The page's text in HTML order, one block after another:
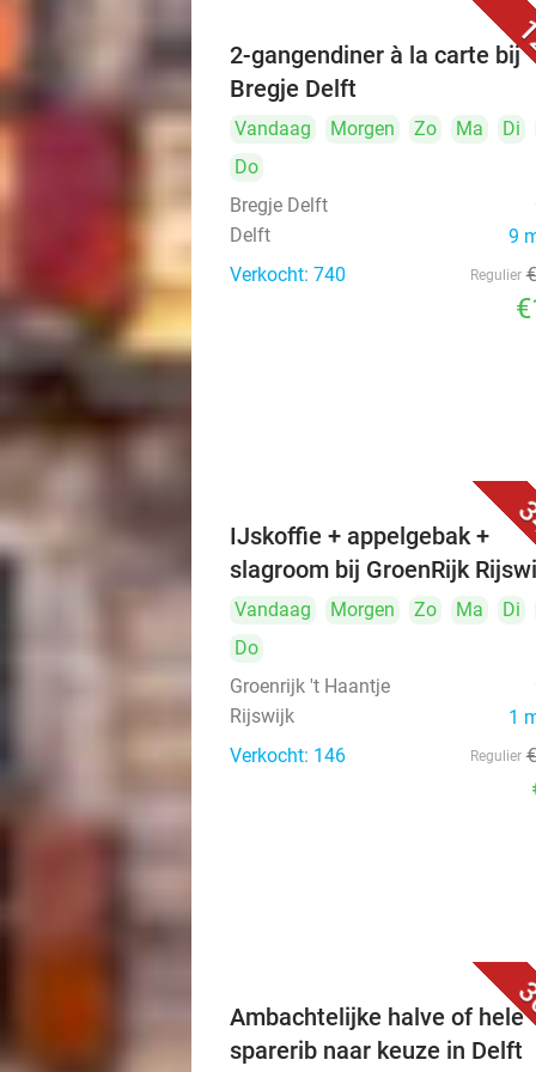
2-gangendiner à la carte bij
Bregje Delft
Vandaag Morgen Zo Ma
Di
Do
Bregje Delft
Delft
9
Verkocht: 740
Regulier
IJskoffie + appelgebak +
slagroom bij GroenRijk
Vandaag Morgen Zo Ma
Di
Do
Groenrijk 't Haantje
Rijswijk
1
Verkocht: 146
Regulier
Ambachtelijke halve of hele
sparerib naar keuze in Delft